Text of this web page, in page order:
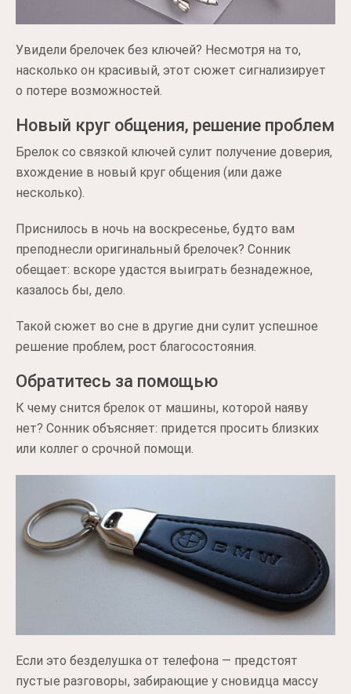
Увидели брелочек без ключей? Несмотря на то,
насколько он красивый, этот сюжет сигнализирует
о потере возможностей.
Новый круг общения, решение проблем
Брелок со связкой ключей сулит получение доверия,
вхождение в новый круг общения (или даже
несколько).
Приснилось в ночь на воскресенье, будто вам
преподнесли оригинальный брелочек? Сонник
обещает: вскоре удастся выиграть безнадежное,
казалось бы, дело.
Такой сюжет во сне в другие дни сулит успешное
решение проблем, рост благосостояния.
Обратитесь за помощью
К чему снится брелок от машины, которой наяву
нет? Сонник объясняет: придется просить близких
или коллег о срочной помощи.
Если это безделушка от телефона — предстоят
пустые разговоры, забирающие у сновидца массу